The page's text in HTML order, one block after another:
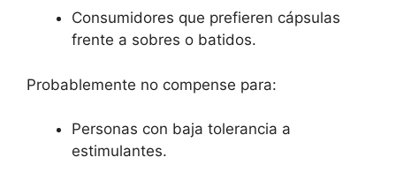
Consumidores que prefieren cápsulas
frente a sobres o batidos.
Probablemente no compense para:
Personas con baja tolerancia a
estimulantes.